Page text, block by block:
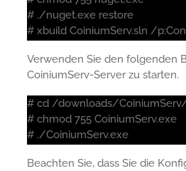
# ./nuget.exe restore
# xbuild CoiniumServ.sln /
Verwenden Sie den folgenden
CoiniumServ-Server zu starten.
# cd /downloads/
# chmod 755 CoiniumServ.exe
# ./CoiniumServ.exe
Beachten Sie, dass Sie die